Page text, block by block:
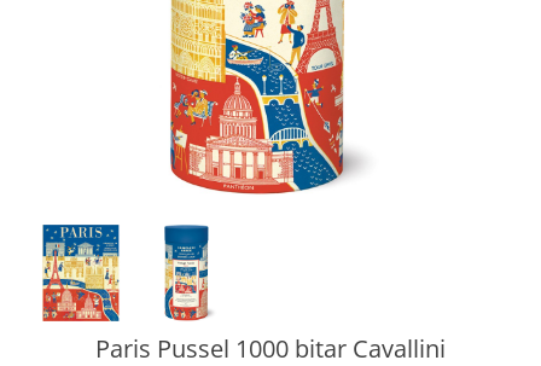
Paris Pussel 1000 bitar Cavallini